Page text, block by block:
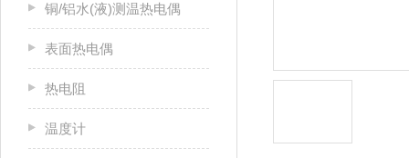
铜/铝水(液)测温热电偶
表面热电偶
热电阻
温度计